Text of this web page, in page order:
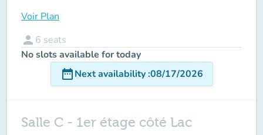
Voir Plan
person 6 seats
No slots available for today
date_rangeNext availability:08/17/2026
Salle C - 1er étage côté Lac